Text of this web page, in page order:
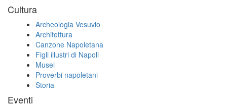
Cultura
Archeologia Vesuvio
Architettura
Canzone Napoletana
Figli illustri di Napoli
Musei
Proverbi napoletani
Storia
Eventi